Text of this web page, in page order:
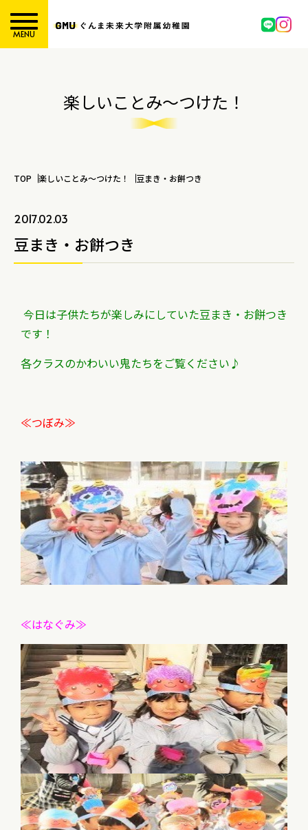
MENU
楽しいことみ～つけた！
TOP 楽しいことみ～つけた！ 豆まき・お餅つき
2017.02.03
豆まき・お餅つき
今日は子供たちが楽しみにしていた豆まき・お餅つき
です！
各クラスのかわいい鬼たちをご覧ください♪
≪つぼみ≫
≪はなぐみ≫